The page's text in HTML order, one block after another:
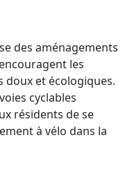
des aménagements
les
doux et écologiques.
cyclables
résidents de se
à vélo dans la